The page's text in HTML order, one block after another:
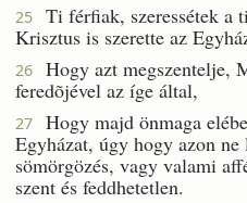
25
Ti férfiak, szeressétek a
Krisztus is szerette az
26
Hogy azt megszentelje,
feredõjével az íge által,
27
Hogy majd önmaga
Egyházat, úgy hogy azon
sömörgözés, vagy valami
szent és feddhetetlen.